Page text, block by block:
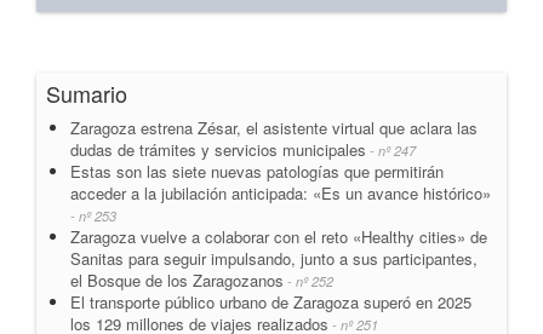
Sumario
Zaragoza estrena Zésar, el asistente virtual que aclara las
dudas de trámites y servicios municipales - nº 247
Estas son las siete nuevas patologías que permitirán
acceder a la jubilación anticipada: «Es un avance histórico»
- nº 253
Zaragoza vuelve a colaborar con el reto «Healthy cities» de
Sanitas para seguir impulsando, junto a sus participantes,
el Bosque de los Zaragozanos - nº 252
El transporte público urbano de Zaragoza superó en 2025
los 129 millones de viajes realizados - nº 251